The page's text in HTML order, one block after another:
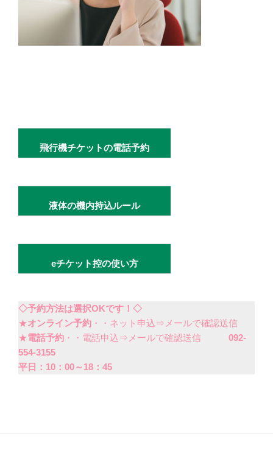
飛行機チケットの電話予約
液体の機内持込ルール
eチケット控の使い方
◇予約方法は選択OKです！◇
★オンライン予約 ・・ネット申込⇒メールで確認送信
★電話予約 ・・電話申込⇒メールで確認送信 092-
554-3155
平日：10：00～18：45